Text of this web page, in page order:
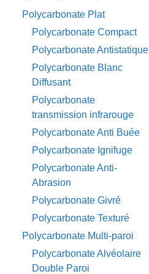
Polycarbonate Plat
Polycarbonate Compact
Polycarbonate Antistatique
Polycarbonate Blanc
Diffusant
Polycarbonate
transmission infrarouge
Polycarbonate Anti Buée
Polycarbonate Ignifuge
Polycarbonate Anti-
Abrasion
Polycarbonate Givré
Polycarbonate Texturé
Polycarbonate Multi-paroi
Polycarbonate Alvéolaire
Double Paroi